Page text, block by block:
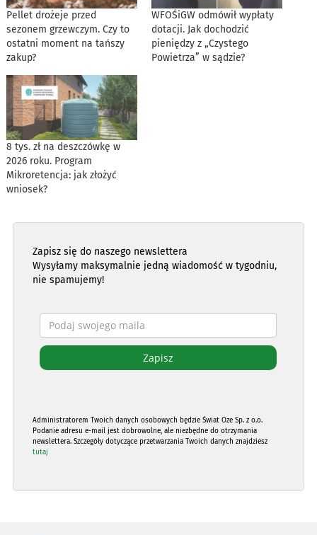
Pellet drożeje przed
sezonem grzewczym. Czy to
ostatni moment na tańszy
zakup?
WFOŚiGW odmówił wypłaty
dotacji. Jak dochodzić
pieniędzy z „Czystego
Powietrza” w sądzie?
8 tys. zł na deszczówkę w
2026 roku. Program
Mikroretencja: jak złożyć
wniosek?
Zapisz się do naszego newslettera
Wysyłamy maksymalnie jedną wiadomość w tygodniu,
nie spamujemy!
Administratorem Twoich danych osobowych będzie Świat Oze Sp. z o.o.
Podanie adresu e-mail jest dobrowolne, ale niezbędne do otrzymania
newslettera. Szczegóły dotyczące przetwarzania Twoich danych znajdziesz
tutaj